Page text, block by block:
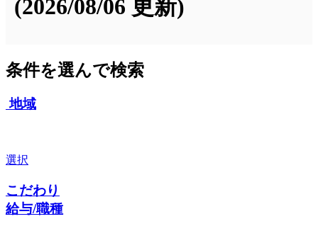
(2026/08/06 更新)
条件を選んで検索
地域
選択
こだわり
給与/職種